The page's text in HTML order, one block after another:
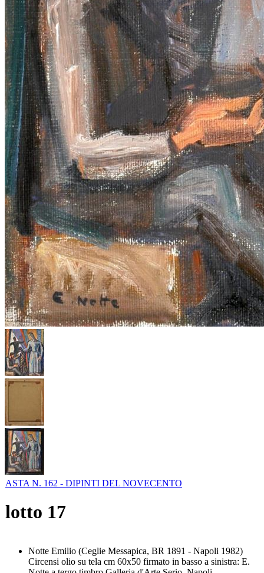
ASTA N. 162 - DIPINTI DEL NOVECENTO
lotto 17
Notte Emilio (Ceglie Messapica, BR 1891 - Napoli 1982)
Circensi olio su tela cm 60x50 firmato in basso a sinistra: E.